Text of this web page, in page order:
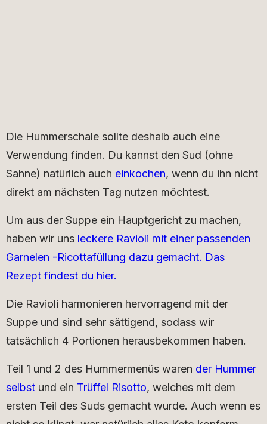
Die Hummerschale sollte deshalb auch eine
Verwendung finden. Du kannst den Sud (ohne
Sahne) natürlich auch einkochen, wenn du ihn nicht
direkt am nächsten Tag nutzen möchtest.
Um aus der Suppe ein Hauptgericht zu machen,
haben wir uns leckere Ravioli mit einer passenden
Garnelen -Ricottafüllung dazu gemacht. Das
Rezept findest du hier.
Die Ravioli harmonieren hervorragend mit der
Suppe und sind sehr sättigend, sodass wir
tatsächlich 4 Portionen herausbekommen haben.
Teil 1 und 2 des Hummermenüs waren der Hummer
selbst und ein Trüffel Risotto, welches mit dem
ersten Teil des Suds gemacht wurde. Auch wenn es